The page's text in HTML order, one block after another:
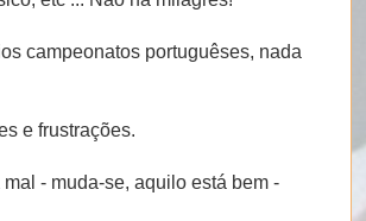
campeonatos portuguêses, nada
e frustrações.
- muda-se, aquilo está bem -